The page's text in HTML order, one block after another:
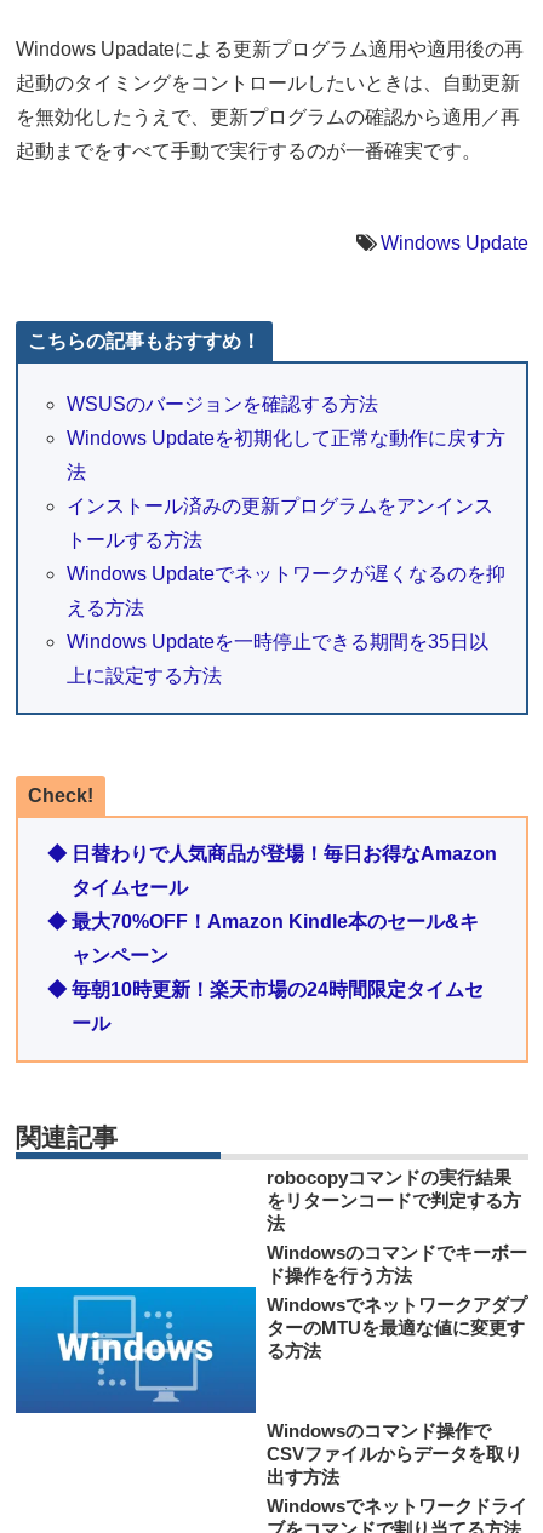
Windows Upadateによる更新プログラム適用や適用後の再
起動のタイミングをコントロールしたいときは、自動更新
を無効化したうえで、更新プログラムの確認から適用／再
起動までをすべて手動で実行するのが一番確実です。
Windows Update
こちらの記事もおすすめ！
WSUSのバージョンを確認する方法
Windows Updateを初期化して正常な動作に戻す方
法
インストール済みの更新プログラムをアンインス
トールする方法
Windows Updateでネットワークが遅くなるのを抑
える方法
Windows Updateを一時停止できる期間を35日以
上に設定する方法
Check!
◆ 日替わりで人気商品が登場！毎日お得なAmazon
タイムセール
◆ 最大70%OFF！Amazon Kindle本のセール&キ
ャンペーン
◆ 毎朝10時更新！楽天市場の24時間限定タイムセ
ール
関連記事
robocopyコマンドの実行結果
をリターンコードで判定する方
法
Windowsのコマンドでキーボー
ド操作を行う方法
Windowsでネットワークアダプ
ターのMTUを最適な値に変更す
る方法
Windowsのコマンド操作で
CSVファイルからデータを取り
出す方法
Windowsでネットワークドライ
ブをコマンドで割り当てる方法